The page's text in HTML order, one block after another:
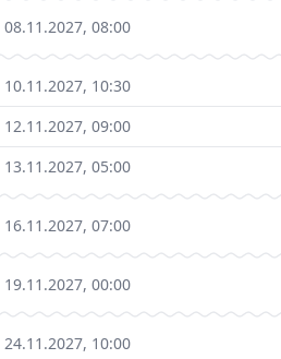
08.11.2027, 08:00
10.11.2027, 10:30
12.11.2027, 09:00
13.11.2027, 05:00
16.11.2027, 07:00
19.11.2027, 00:00
24.11.2027, 10:00